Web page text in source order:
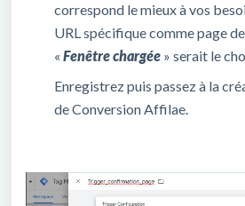
correspond le mieux à vos
URL spécifique comme page
« Fenêtre chargée » serait le
Enregistrez puis passez à la
de Conversion Affilae.